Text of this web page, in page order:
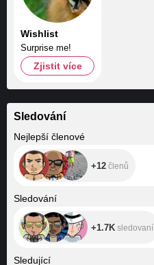
Wishlist
Surprise me!
Zjistit více
Sledování
Nejlepší členové
+12 členů
Sledování
+1.7K sledovaní
Sledující